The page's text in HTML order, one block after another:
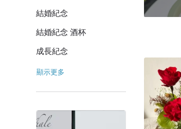
結婚紀念
結婚紀念 酒杯
成長紀念
顯示更多